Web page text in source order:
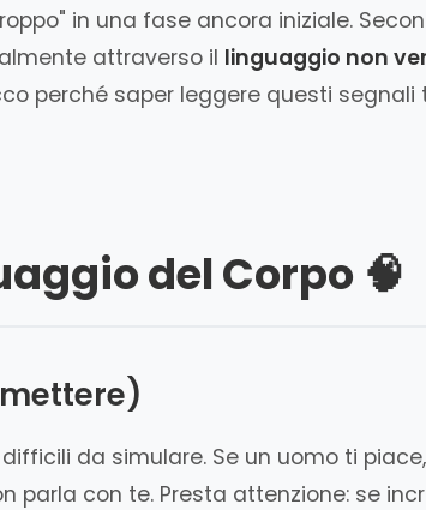
in una fase ancora iniziale.
attraverso il linguaggio non
perché saper leggere questi
del Corpo 🧠
da simulare. Se un uomo ti
con te. Presta attenzione: se